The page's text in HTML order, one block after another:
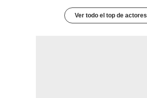
Ver todo el top de actores